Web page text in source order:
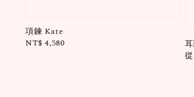
項鍊 Kate
Regular
NT$ 4,580
從